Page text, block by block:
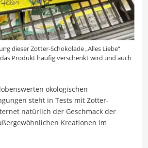
dieser Zotter-Schokolade „Alles Liebe“
Produkt häufig verschenkt wird und auch
ökologischen
steht in Tests mit Zotter-
natürlich der Geschmack der
Kreationen im